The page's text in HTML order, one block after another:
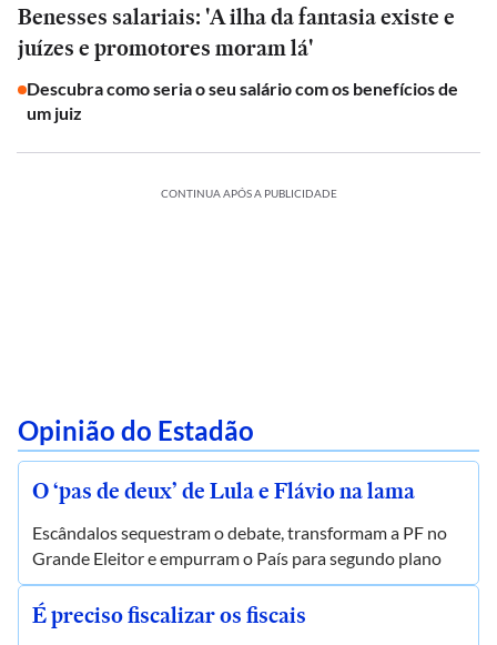
Benesses salariais: 'A ilha da fantasia existe e
juízes e promotores moram lá'
Descubra como seria o seu salário com os benefícios de
um juiz
CONTINUA APÓS A PUBLICIDADE
Opinião do Estadão
O ‘pas de deux’ de Lula e Flávio na lama
Escândalos sequestram o debate, transformam a PF no
Grande Eleitor e empurram o País para segundo plano
É preciso fiscalizar os fiscais